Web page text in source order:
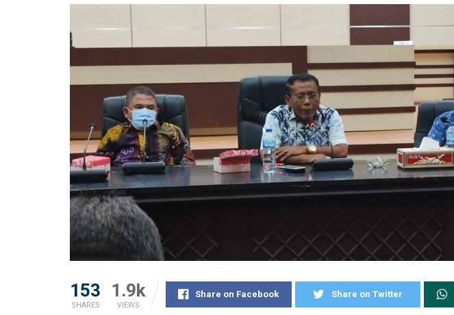
153
SHARES
1.9k
VIEWS
Share on Facebook Share on Twitter